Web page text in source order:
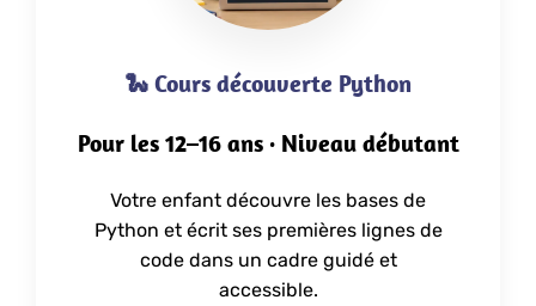
🐍 Cours découverte Python
Pour les 12–16 ans · Niveau débutant
Votre enfant découvre les bases de
Python et écrit ses premières lignes de
code dans un cadre guidé et
accessible.